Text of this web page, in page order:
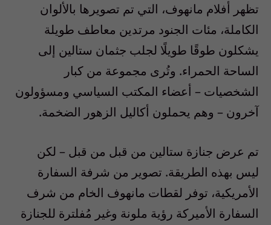
تظهر أفلام مانهوف، التي تم تصويرها بالألوان
الكاملة، مئات الجنود مرتدين معاطف طويلة
يشكلون طوقًا طويلًا لجلب جثمان ستالين إلى
الساحة الحمراء. وتُرى مجموعة من كبار
الشخصيات – أعضاء المكتب السياسي ومسؤولون
آخرون – وهم يحملون أكاليل الزهور الضخمة.
تم عرض جنازة ستالين من قبل من قبل – لكن
ليس بهذه الطريقة. تصوير من شرفة السفارة
الأمريكية، توفر لقطات مانهوف الخام من شرف
السفارة الأميركة رؤية ملونة وغير مُفلترة للجنازة